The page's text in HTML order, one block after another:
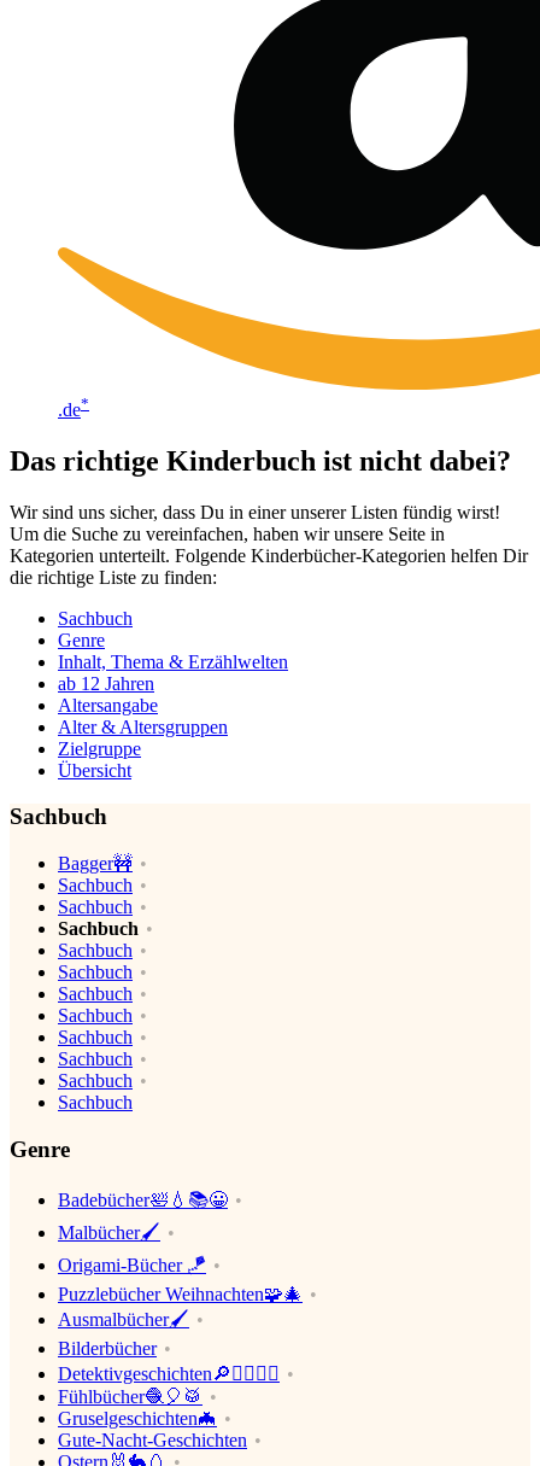
.de*
Das richtige Kinderbuch ist nicht dabei?
Wir sind uns sicher, dass Du in einer unserer Listen fündig wirst!
Um die Suche zu vereinfachen, haben wir unsere Seite in
Kategorien unterteilt. Folgende Kinderbücher-Kategorien helfen Dir
die richtige Liste zu finden:
Sachbuch
Genre
Inhalt, Thema & Erzählwelten
ab 12 Jahren
Altersangabe
Alter & Altersgruppen
Zielgruppe
Übersicht
Sachbuch
Bagger🚧
Sachbuch
Sachbuch
Sachbuch
Sachbuch
Sachbuch
Sachbuch
Sachbuch
Sachbuch
Sachbuch
Sachbuch
Sachbuch
Genre
Badebücher🛀💧📚😀
Malbücher🖌
Origami-Bücher 🪁
Puzzlebücher Weihnachten🧩🎄
Ausmalbücher🖌
Bilderbücher
Detektivgeschichten🔎🕵️‍♀️🕵️‍♂️
Fühlbücher🧶🎈🥁
Gruselgeschichten🦇
Gute-Nacht-Geschichten
Ostern🐰🐇🥚